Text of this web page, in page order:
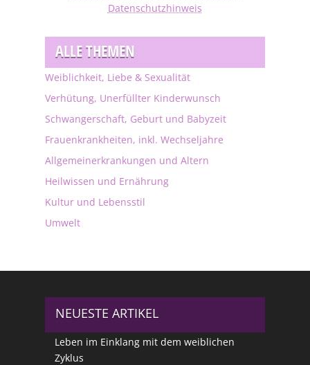
Datenschutzhinweis
ALLE THEMEN
Weiblichkeit, Liebe & Sexualität
Verhütung, Unerfüllter Kinderwunsch
Schwangerschaft, Geburt und Babyzeit
Frauenkrankheiten, inkl. Wechseljahre
Allgemeinerkrankungen und Altern
Heilwissen und Ernährung
Kultur und Lebensstil
Umwelt
NEUESTE ARTIKEL
Leben im Einklang mit dem weiblichen
Zyklus